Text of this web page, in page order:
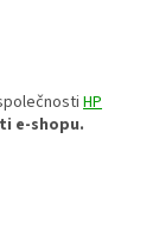
HP
e-shopu.